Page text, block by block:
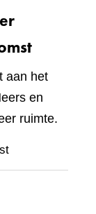
aan het
en
ruimte.